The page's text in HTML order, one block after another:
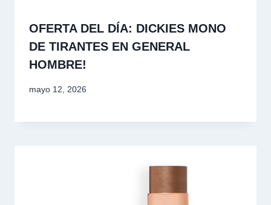
OFERTA DEL DÍA: DICKIES MONO
DE TIRANTES EN GENERAL
HOMBRE!
mayo 12, 2026